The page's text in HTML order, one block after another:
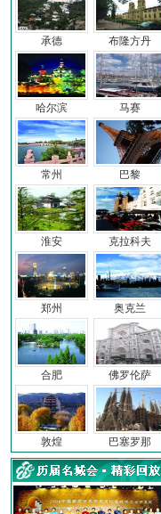
承德
哈尔滨
常州
淮安
郑州
合肥
敦煌
布隆方丹
马赛
巴黎
克拉科夫
奥克兰
佛罗伦萨
巴塞罗那